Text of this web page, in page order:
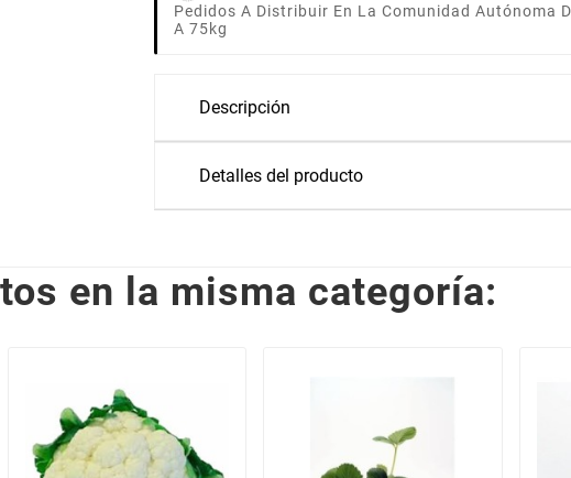
Pedidos A Distribuir En La Comunidad Autónoma
A 75kg
Descripción
Detalles del producto
en la misma categoría: